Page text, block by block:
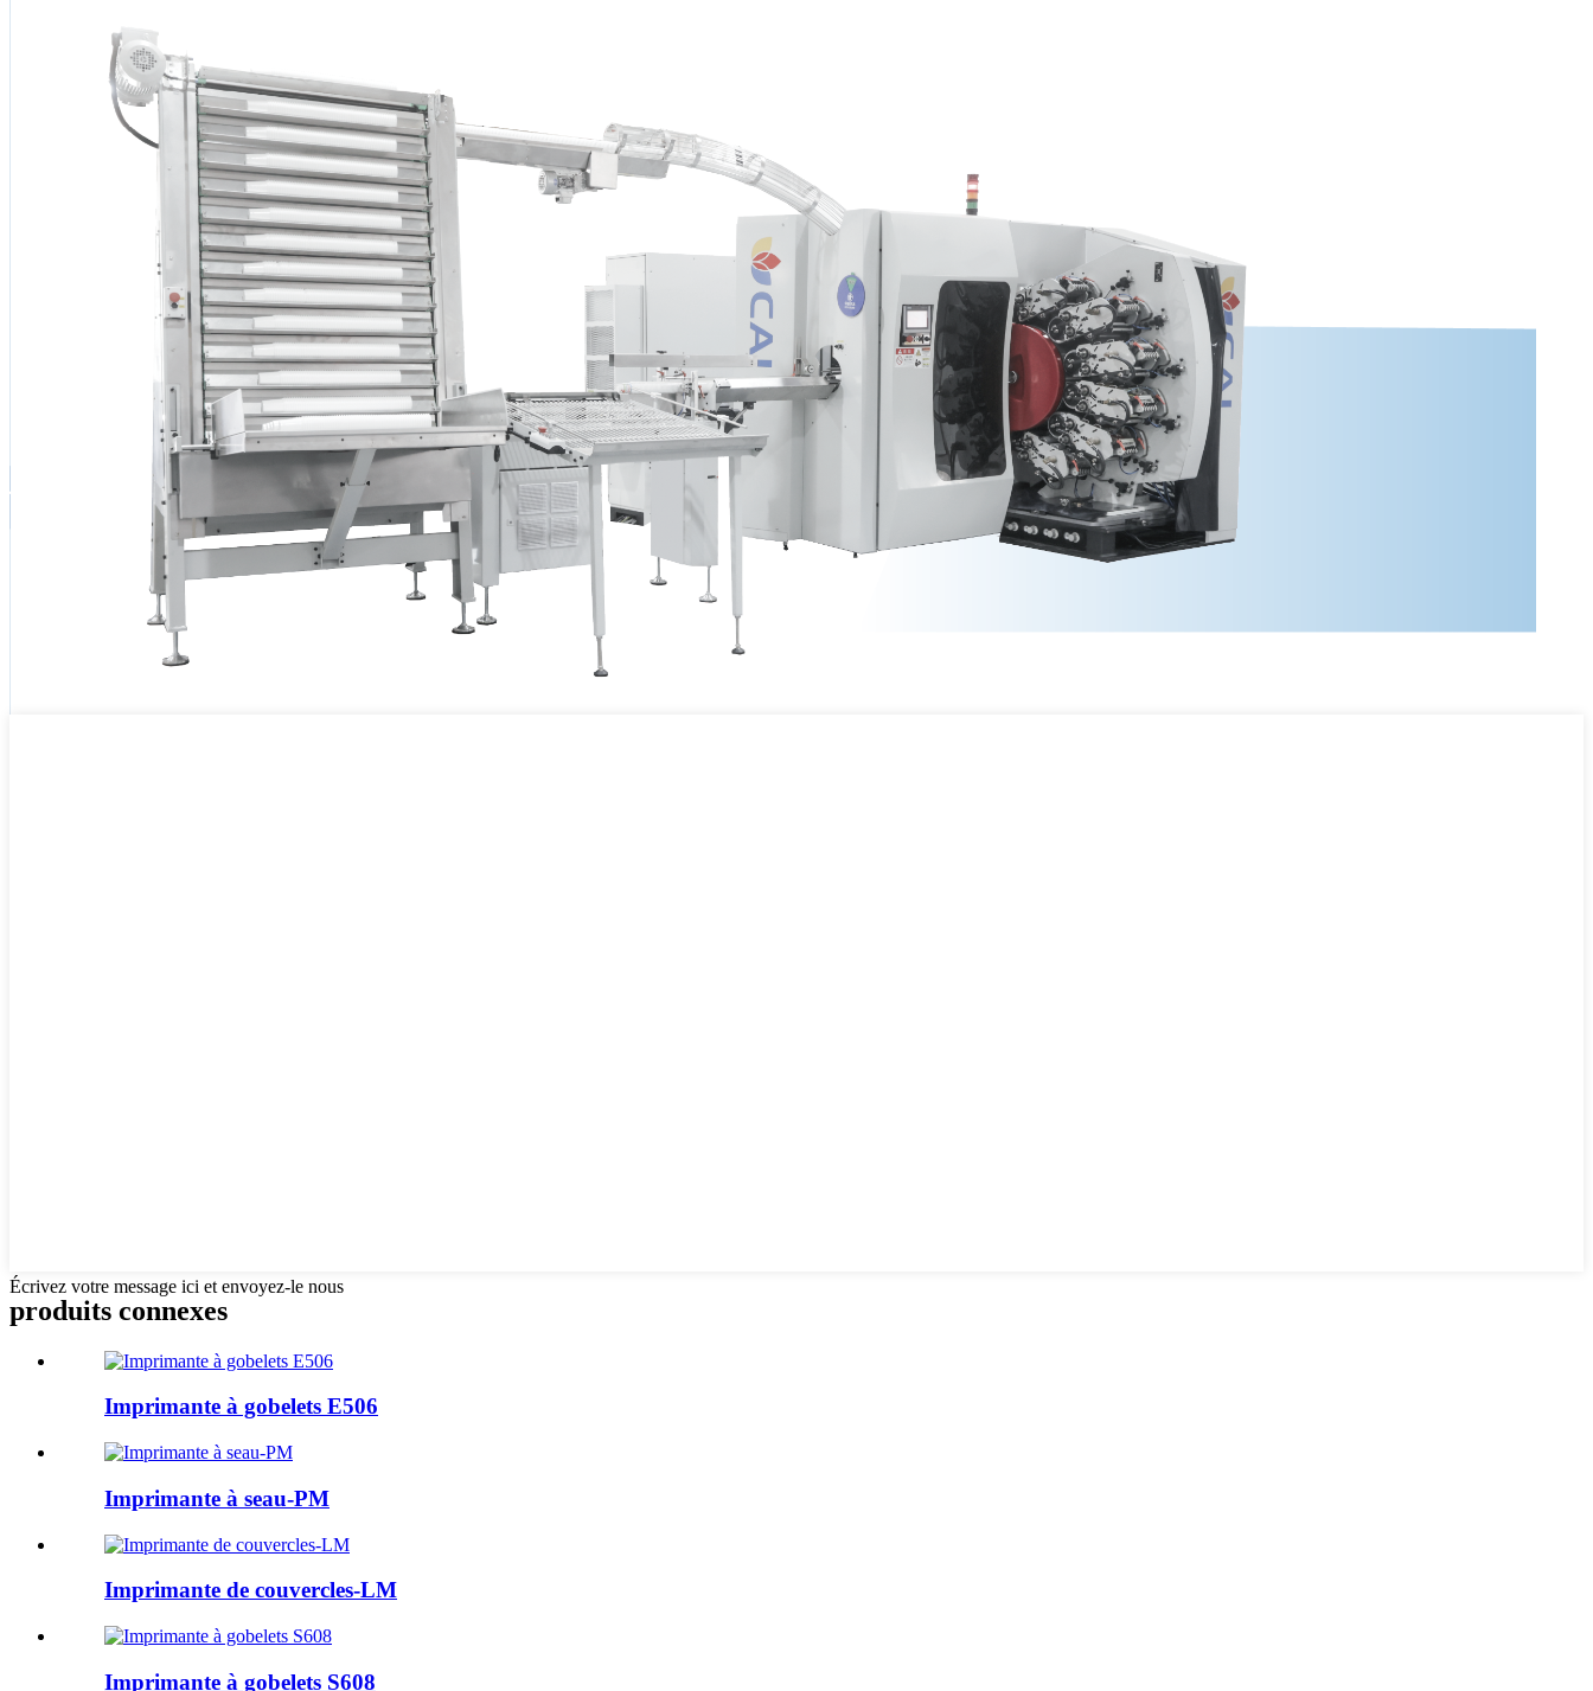
Écrivez votre message ici et envoyez-le nous
produits connexes
Imprimante à gobelets E506
Imprimante à seau-PM
Imprimante de couvercles-LM
Imprimante à gobelets S608